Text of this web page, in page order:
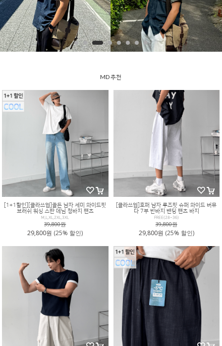
MD 추천
[1+1할인][클라쓰업]골든 남자 세미 와이드핏
브러쉬 워싱 스판 데님 청바지 팬츠
M,L,XL,2XL,3XL
39,800원
29,800원 (25% 할인)
[클라쓰업]호퍼 남자 루즈핏 슈퍼 와이드 버뮤
다 7부 반바지 밴딩 팬츠 바지
FREE(28~36)
39,800원
29,800원 (25% 할인)